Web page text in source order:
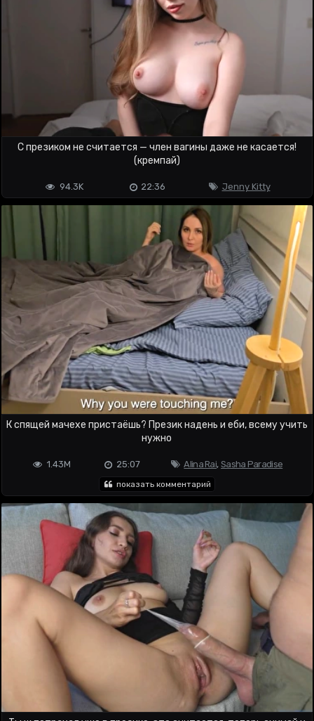
С презиком не считается — член вагины даже не касается!
(кремпай)
Jenny Kitty
22:36
94.3K
К спящей мачехе пристаёшь? Презик надень и еби, всему учить
нужно
Alina Rai,Sasha Paradise
25:07
1.43M
показать комментарий